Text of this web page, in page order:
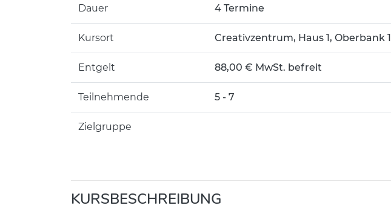
Dauer 4 Termine
Kursort Creativzentrum, Haus 1, Oberbank 1
Entgelt 88,00 € MwSt. befreit
Teilnehmende 5 - 7
Zielgruppe
KURSBESCHREIBUNG